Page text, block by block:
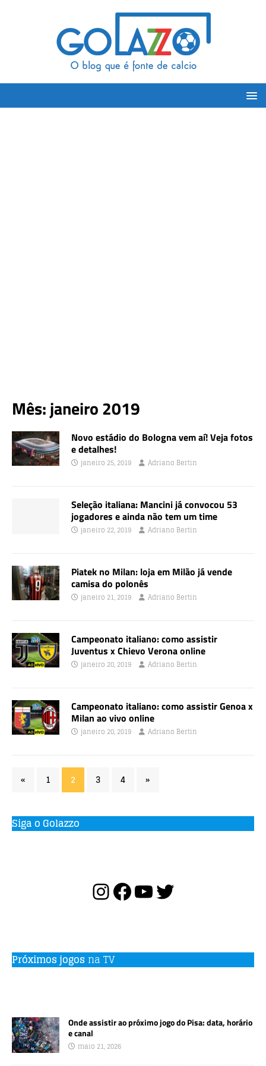
Mês:janeiro 2019
Novo estádio do Bologna vem aí! Veja fotos
e detalhes!
janeiro 25, 2019 Adriano Bertin
Seleção italiana: Mancini já convocou 53
jogadores e ainda não tem um time
janeiro 22, 2019 Adriano Bertin
Piatek no Milan: loja em Milão já vende
camisa do polonês
janeiro 21, 2019 Adriano Bertin
Campeonato italiano: como assistir
Juventus x Chievo Verona online
janeiro 20, 2019 Adriano Bertin
Campeonato italiano: como assistir Genoa x
Milan ao vivo online
janeiro 20, 2019 Adriano Bertin
« 1 2 3 4 »
Siga o Golazzo
Próximos jogos na TV
Onde assistir ao próximo jogo do Pisa: data, horário
e canal
maio 21, 2026